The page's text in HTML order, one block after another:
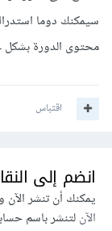
سيمكنك دوما
محتوى الدورة بشكل
اقتباس
انضم إلى
يمكنك أن تنشر
الآنلتنشر باسم